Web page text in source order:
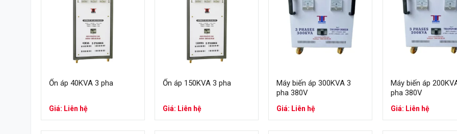
Ổn áp 40KVA 3 pha
Giá: Liên hệ
Ổn áp 150KVA 3 pha
Giá: Liên hệ
Máy biến áp 300KVA 3
pha 380V
Giá: Liên hệ
Máy biến áp
pha 380V
Giá: Liên hệ